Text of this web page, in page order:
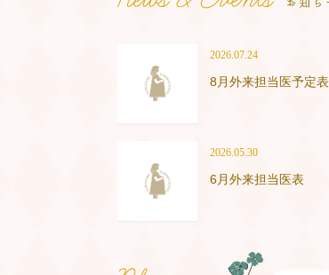
2026.07.24
8月外来担当医予定表
2026.05.30
6月外来担当医表